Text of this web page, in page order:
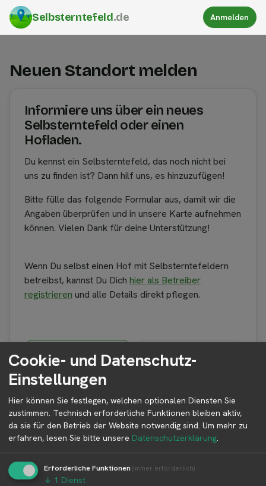
Selbsterntefeld.de Anmelden
Neuen Standort melden
Informiere uns über ein neues
Selbsterntefeld oder einen
Hofladen.
Du kennst ein Selbsterntefeld, das noch nicht bei
uns zu finden ist? Dann hilf uns, es hinzuzufügen!
Bitte fülle das folgende Formular aus, damit wir die
Angaben überprüfen und in unsere Karte aufnehmen
können. Vielen Dank für deine Unterstützung!
Wenn Du selbst einen Hof mit Selbsterntefeldern
betreibst, kannst Du Dich hier als Betreiber
registrieren und alle Details direkt pflegen.
1
Standort
2
3
Kontakt
Infos zum Standort
Cookie- und Datenschutz-
Einstellungen
Hier können Sie festlegen, welchen optionalen Diensten Sie
zustimmen. Technisch erforderliche Funktionen bleiben aktiv,
da sie für den Betrieb der Website notwendig sind. Um mehr zu
erfahren, lesen Sie bitte unsere Datenschutzerklärung.
Erforderliche Funktionen(immer erforderlich)
↓ 1 Dienst